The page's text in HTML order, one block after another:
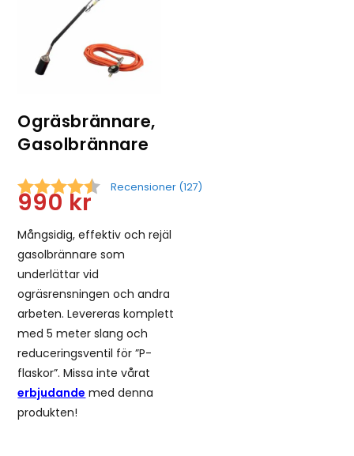
Ogräsbrännare,
Gasolbrännare
Recensioner (127)
990 kr
Mångsidig, effektiv och rejäl
gasolbrännare som
underlättar vid
ogräsrensningen och andra
arbeten. Levereras komplett
med 5 meter slang och
reduceringsventil för ”P-
flaskor”. Missa inte vårat
erbjudande med denna
produkten!